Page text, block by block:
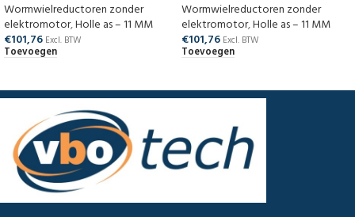
Wormwielreductoren zonder
elektromotor,Holle as – 11 MM
€101,76 Excl. BTW
Toevoegen
Wormwielreductoren zonder
elektromotor,Holle as – 11 MM
€101,76 Excl. BTW
Toevoegen